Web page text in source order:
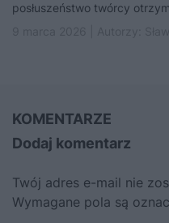
posłuszeństwo twórcy
KOMENTARZE
Dodaj komentarz
Twój adres e-mail nie
Wymagane pola są